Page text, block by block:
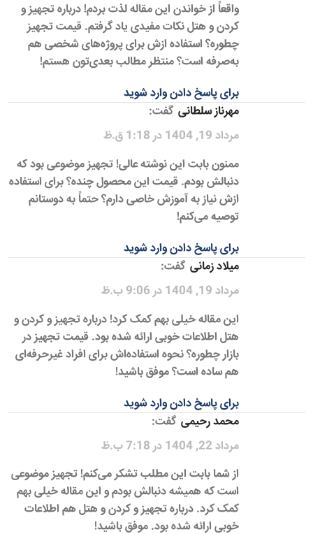
واقعاً از خواندن این مقاله لذت بردم! درباره تجهیز و
کردن و هتل نکات مفیدی یاد گرفتم. قیمت تجهیز
چطوره؟ استفاده ازش برای پروژه‌های شخصی هم
به‌صرفه است؟ منتظر مطالب بعدی‌تون هستم!
برای پاسخ دادن وارد شوید
مهرناز سلطانی گفت:
مرداد 19, 1404 در 1:18 ق.ظ
ممنون بابت این نوشته عالی! تجهیز موضوعی بود که
دنبالش بودم. قیمت این محصول چنده؟ برای استفاده
ازش نیاز به آموزش خاصی دارم؟ حتماً به دوستانم
توصیه می‌کنم!
برای پاسخ دادن وارد شوید
میلاد زمانی گفت:
مرداد 19, 1404 در 9:06 ب.ظ
این مقاله خیلی بهم کمک کرد! درباره تجهیز و کردن و
هتل اطلاعات خوبی ارائه شده بود. قیمت تجهیز در
بازار چطوره؟ نحوه استفاده‌اش برای افراد غیرحرفه‌ای
هم ساده است؟ موفق باشید!
برای پاسخ دادن وارد شوید
محمد رحیمی گفت:
مرداد 22, 1404 در 7:18 ب.ظ
از شما بابت این مطلب تشکر می‌کنم! تجهیز موضوعی
است که همیشه دنبالش بودم و این مقاله خیلی بهم
کمک کرد. درباره تجهیز و کردن و هتل هم اطلاعات
خوبی ارائه شده بود. موفق باشید!